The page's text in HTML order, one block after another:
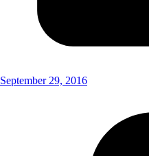
September 29, 2016